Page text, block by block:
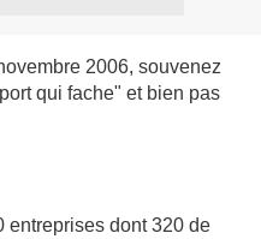
2006, souvenez
qui fache" et bien pas
entreprises dont 320 de